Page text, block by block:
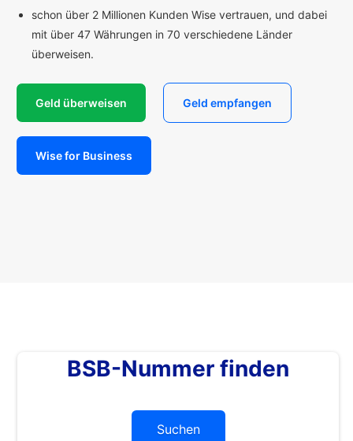
schon über 2 Millionen Kunden Wise vertrauen, und dabei
mit über 47 Währungen in 70 verschiedene Länder
überweisen.
Geld überweisen Geld empfangen
Wise for Business
BSB-Nummer finden
Suchen